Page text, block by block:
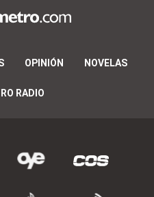
OPINIÓN NOVELAS
RADIO